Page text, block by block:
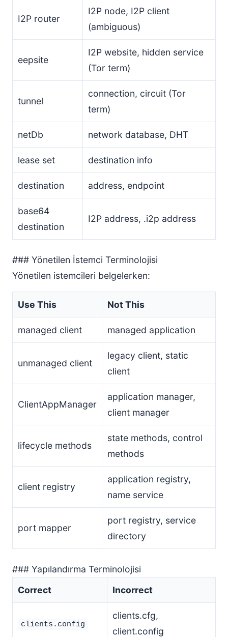
I2P router
I2P node, I2P client
(ambiguous)
eepsite
I2P website, hidden service
(Tor term)
tunnel
connection, circuit (Tor
term)
netDb network database, DHT
lease set destination info
destination address, endpoint
base64
destination
I2P address, .i2p address
### Yönetilen İstemci Terminolojisi
Yönetilen istemcileri belgelerken:
Use This Not This
managed client managed application
unmanaged client
legacy client, static
client
ClientAppManager
application manager,
client manager
lifecycle methods
state methods, control
methods
client registry
application registry,
name service
port mapper
port registry, service
directory
### Yapılandırma Terminolojisi
Correct
Incorrect
clients.config
clients.cfg,
client.config